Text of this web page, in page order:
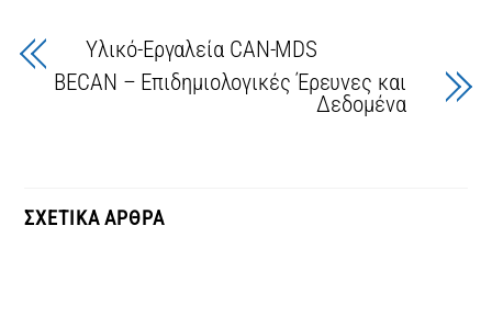
Υλικό-Εργαλεία CAN-MDS
BECAN – Επιδημιολογικές Έρευνες και
Δεδομένα